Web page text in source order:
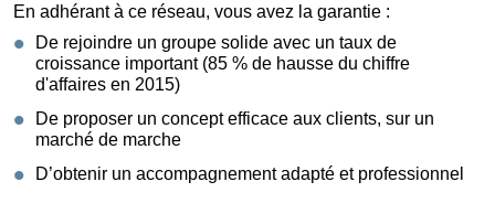
En adhérant à ce réseau, vous avez la garantie :
De rejoindre un groupe solide avec un taux de
croissance important (85 % de hausse du chiffre
d'affaires en 2015)
De proposer un concept efficace aux clients, sur un
marché de marche
D’obtenir un accompagnement adapté et professionnel